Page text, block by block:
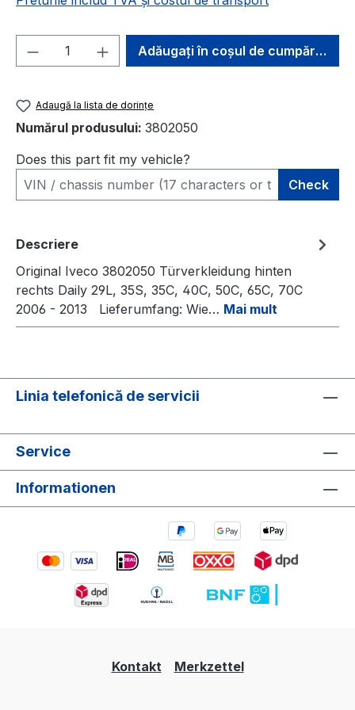
Cantitate produs: Introduceți
Adăugați în coșul de cumpărături
Adaugă la lista de dorințe
Numărul produsului: 3802050
Does this part fit my vehicle?
Check
Descriere
Original Iveco 3802050 Türverkleidung hinten
rechts Daily 29L, 35S, 35C, 40C, 50C, 65C, 70C
2006 - 2013 Lieferumfang: Wie… Mai mult
Linia telefonică de servicii
Service
Informationen
Kontakt Merkzettel